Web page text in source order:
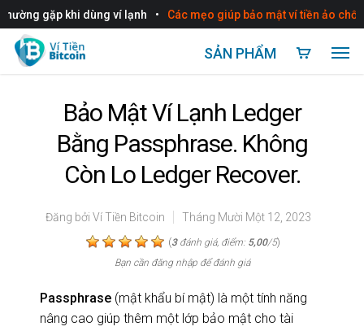
gặp khi dùng ví lạnh • Các mẹo giúp bảo mật ví tiền ảo chống
SẢN PHẨM
Bảo Mật Ví Lạnh Ledger
Bằng Passphrase. Không
Còn Lo Ledger Recover.
Đăng bởi Ví Tiền Bitcoin Tháng Mười Một 12, 2023
(3đánh giá, điểm: 5,00/5)
Bạn cần đăng nhập để đánh giá
Passphrase (mật khẩu bí mật) là một tính năng
nâng cao giúp thêm một lớp bảo mật cho tài